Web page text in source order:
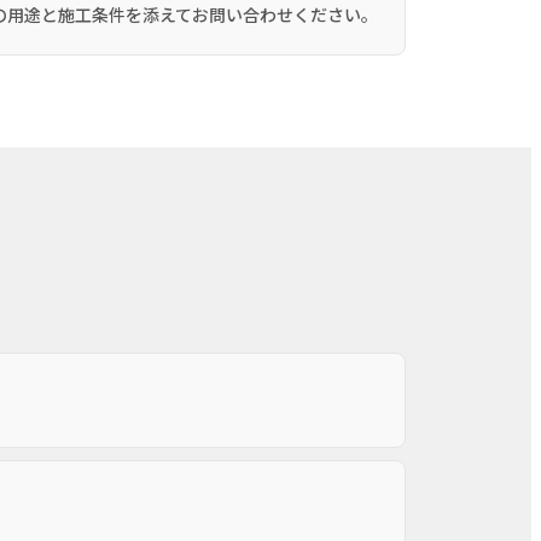
途と施工条件を添えてお問い合わせください。